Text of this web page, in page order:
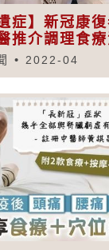
症】新冠康
介調理食療
2022-04